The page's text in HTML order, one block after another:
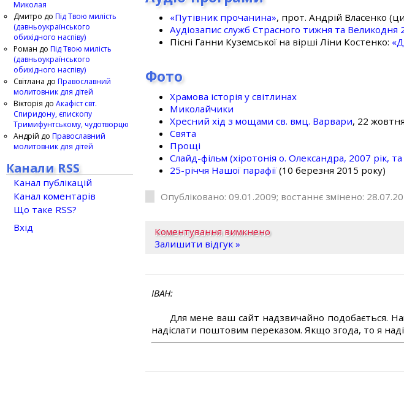
«Путівник прочанина», прот. Андрій Власенко
Аудіозапис служб Страсного тижня та Великодня
Пісні Ганни Куземської на вірші Ліни Костенко:
Фото
Храмова історія у світлинах
Миколайчики
Хресний хід з мощами св. вмц. Варвари, 22
Свята
Прощі
Слайд-фільм (хіротонія о. Олександра, 2007 рік, та
25-рiччя Нашої парафiї (10 березня 2015 року)
Опубліковано: 09.01.2009; востаннє змінено:
Коментування вимкнено
Залишити відгук »
ІВАН
Для мене ваш сайт надзвичайно подобається.
надіслати поштовим переказом. Якщо згода, то я
Миколая
Дмитро до Під Твою милість
(давньоукраїнського
обихідного наспіву)
Роман до Під Твою милість
(давньоукраїнського
обихідного наспіву)
Світлана до Православний
молитовник для дітей
Вікторія до Акафіст свт.
Спиридону, єпископу
Тримифунтському, чудотворцю
Андрій до Православний
молитовник для дітей
Канали RSS
Канал публікацій
Канал коментарів
Що таке RSS?
Вхід